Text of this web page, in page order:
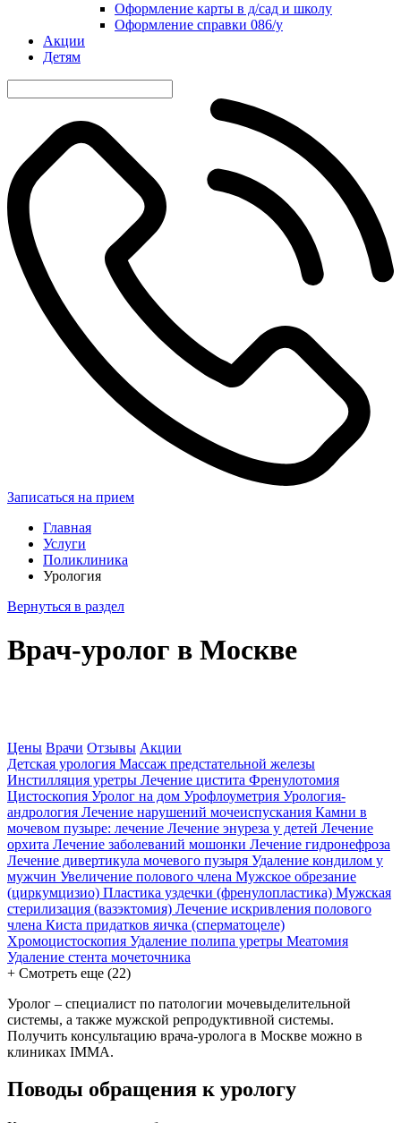
Оформление карты в д/сад и школу
Оформление справки 086/у
Акции
Детям
Записаться на прием
Главная
Услуги
Поликлиника
Урология
Вернуться в раздел
Врач-уролог в Москве
Цены Врачи Отзывы Акции
Детская урология Массаж предстательной железы
Инстилляция уретры Лечение цистита Френулотомия
Цистоскопия Уролог на дом Урофлоуметрия Урология-
андрология Лечение нарушений мочеиспускания Камни в
мочевом пузыре: лечение Лечение энуреза у детей Лечение
орхита Лечение заболеваний мошонки Лечение гидронефроза
Лечение дивертикула мочевого пузыря Удаление кондилом у
мужчин Увеличение полового члена Мужское обрезание
(циркумцизио) Пластика уздечки (френулопластика) Мужская
стерилизация (вазэктомия) Лечение искривления полового
члена Киста придатков яичка (сперматоцеле)
Хромоцистоскопия Удаление полипа уретры Меатомия
Удаление стента мочеточника
+ Смотреть еще (22)
Уролог – специалист по патологии мочевыделительной
системы, а также мужской репродуктивной системы.
Получить консультацию врача-уролога в Москве можно в
клиниках IMMA.
Поводы обращения к урологу